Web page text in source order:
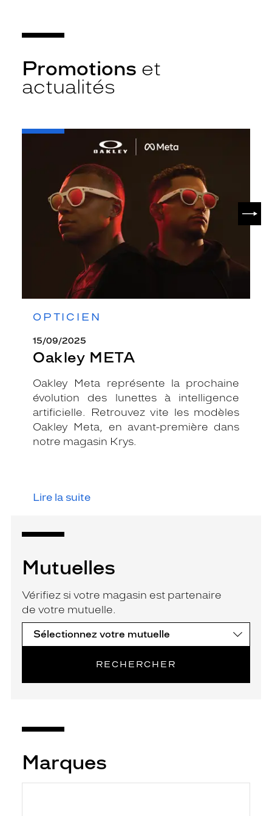
Promotions et
actualités
OPTICIEN
15/09/2025
Oakley META
Oakley Meta représente la prochaine
évolution des lunettes à intelligence
artificielle. Retrouvez vite les modèles
Oakley Meta, en avant-première dans
notre magasin Krys.
Lire la suite
-
Mutuelles
Vérifiez si votre magasin est partenaire
de votre mutuelle.
RECHERCHER
Marques